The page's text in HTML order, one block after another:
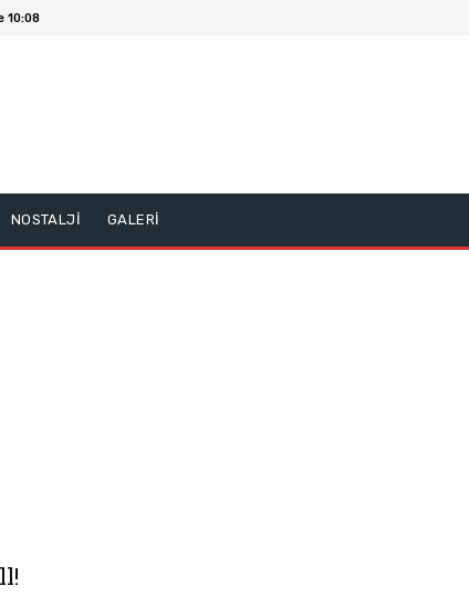
10:08
NOSTALJİ GALERİ